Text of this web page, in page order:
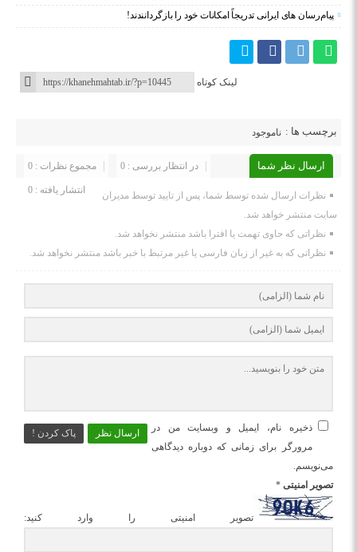
پیام‌رسان‌ های ایرانی تدریجاً امکانات خود را بازگردانندند!
لینک کوتاه
برچسب ها : ناموجود
ارسال نظر شما مجموع نظرات : 0 در انتظار بررسی : 0
انتشار یافته : 0
نظرات ارسال شده توسط شما، پس از تایید توسط مدیران
سایت منتشر خواهد شد.
نظراتی که حاوی تهمت یا افترا باشد منتشر نخواهد شد.
نظراتی که به غیر از زبان فارسی یا غیر مرتبط با خبر باشد منتشر نخواهد شد.
ارسال نظر پاک کردن !
ذخیره نام، ایمیل و وبسایت من در
مرورگر برای زمانی که دوباره دیدگاهی
می‌نویسم.
تصویر امنیتی *
تصویر امنیتی را وارد کنید: